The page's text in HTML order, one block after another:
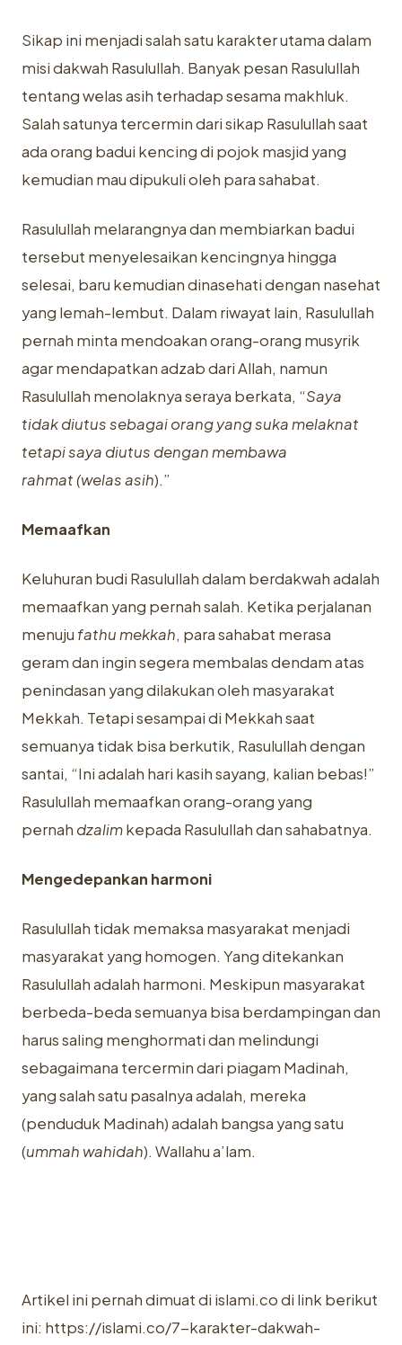
Sikap ini menjadi salah satu karakter utama dalam
misi dakwah Rasulullah. Banyak pesan Rasulullah
tentang welas asih terhadap sesama makhluk.
Salah satunya tercermin dari sikap Rasulullah saat
ada orang badui kencing di pojok masjid yang
kemudian mau dipukuli oleh para sahabat.
Rasulullah melarangnya dan membiarkan badui
tersebut menyelesaikan kencingnya hingga
selesai, baru kemudian dinasehati dengan nasehat
yang lemah-lembut. Dalam riwayat lain, Rasulullah
pernah minta mendoakan orang-orang musyrik
agar mendapatkan adzab dari Allah, namun
Rasulullah menolaknya seraya berkata, “Saya
tidak diutus sebagai orang yang suka melaknat
tetapi saya diutus dengan membawa
rahmat(welas asih).”
Memaafkan
Keluhuran budi Rasulullah dalam berdakwah adalah
memaafkan yang pernah salah. Ketika perjalanan
menuju fathu mekkah, para sahabat merasa
geram dan ingin segera membalas dendam atas
penindasan yang dilakukan oleh masyarakat
Mekkah. Tetapi sesampai di Mekkah saat
semuanya tidak bisa berkutik, Rasulullah dengan
santai, “Ini adalah hari kasih sayang, kalian bebas!”
Rasulullah memaafkan orang-orang yang
pernah dzalimkepada Rasulullah dan sahabatnya.
Mengedepankan harmoni
Rasulullah tidak memaksa masyarakat menjadi
masyarakat yang homogen. Yang ditekankan
Rasulullah adalah harmoni. Meskipun masyarakat
berbeda-beda semuanya bisa berdampingan dan
harus saling menghormati dan melindungi
sebagaimana tercermin dari piagam Madinah,
yang salah satu pasalnya adalah, mereka
(penduduk Madinah) adalah bangsa yang satu
(ummah wahidah). Wallahu a’lam.
Artikel ini pernah dimuat di islami.co di link berikut
ini: https://islami.co/7-karakter-dakwah-